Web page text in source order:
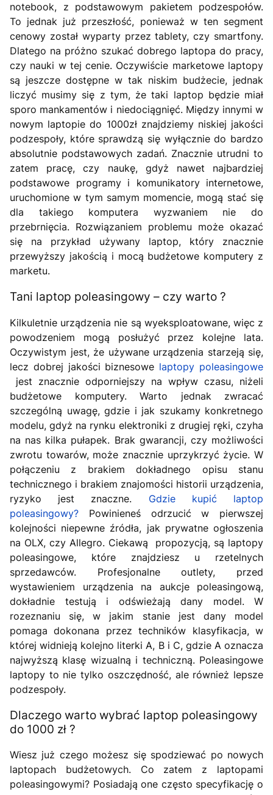
notebook, z podstawowym pakietem podzespołów.
To jednak już przeszłość, ponieważ w ten segment
cenowy został wyparty przez tablety, czy smartfony.
Dlatego na próżno szukać dobrego laptopa do pracy,
czy nauki w tej cenie. Oczywiście marketowe laptopy
są jeszcze dostępne w tak niskim budżecie, jednak
liczyć musimy się z tym, że taki laptop będzie miał
sporo mankamentów i niedociągnięć. Między innymi w
nowym laptopie do 1000zł znajdziemy niskiej jakości
podzespoły, które sprawdzą się wyłącznie do bardzo
absolutnie podstawowych zadań. Znacznie utrudni to
zatem pracę, czy naukę, gdyż nawet najbardziej
podstawowe programy i komunikatory internetowe,
uruchomione w tym samym momencie, mogą stać się
dla takiego komputera wyzwaniem nie do
przebrnięcia. Rozwiązaniem problemu może okazać
się na przykład używany laptop, który znacznie
przewyższy jakością i mocą budżetowe komputery z
marketu.
Tani laptop poleasingowy – czy warto ?
Kilkuletnie urządzenia nie są wyeksploatowane, więc z
powodzeniem mogą posłużyć przez kolejne lata.
Oczywistym jest, że używane urządzenia starzeją się,
lecz dobrej jakości biznesowe laptopy poleasingowe
jest znacznie odporniejszy na wpływ czasu, niżeli
budżetowe komputery. Warto jednak zwracać
szczególną uwagę, gdzie i jak szukamy konkretnego
modelu, gdyż na rynku elektroniki z drugiej ręki, czyha
na nas kilka pułapek. Brak gwarancji, czy możliwości
zwrotu towarów, może znacznie uprzykrzyć życie. W
połączeniu z brakiem dokładnego opisu stanu
technicznego i brakiem znajomości historii urządzenia,
ryzyko jest znaczne. Gdzie kupić laptop
poleasingowy? Powinieneś odrzucić w pierwszej
kolejności niepewne źródła, jak prywatne ogłoszenia
na OLX, czy Allegro. Ciekawą propozycją, są laptopy
poleasingowe, które znajdziesz u rzetelnych
sprzedawców. Profesjonalne outlety, przed
wystawieniem urządzenia na aukcje poleasingową,
dokładnie testują i odświeżają dany model. W
rozeznaniu się, w jakim stanie jest dany model
pomaga dokonana przez techników klasyfikacja, w
której widnieją kolejno literki A, B i C, gdzie A oznacza
najwyższą klasę wizualną i techniczną. Poleasingowe
laptopy to nie tylko oszczędność, ale również lepsze
podzespoły.
Dlaczego warto wybrać laptop poleasingowy
do 1000 zł ?
Wiesz już czego możesz się spodziewać po nowych
laptopach budżetowych. Co zatem z laptopami
poleasingowymi? Posiadają one często specyfikację o